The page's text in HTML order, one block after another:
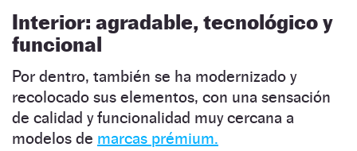
Interior: agradable, tecnológico y
funcional
Por dentro, también se ha modernizado y
recolocado sus elementos, con una sensación
de calidad y funcionalidad muy cercana a
modelos de marcas prémium.